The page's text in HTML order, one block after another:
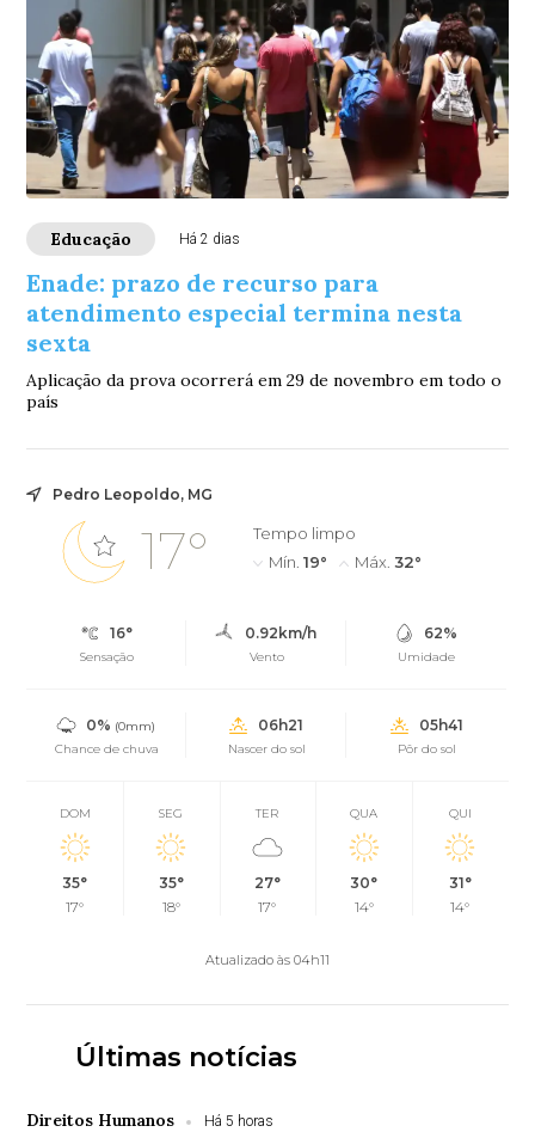
Educação Há 2 dias
Enade: prazo de recurso para
atendimento especial termina nesta
sexta
Aplicação da prova ocorrerá em 29 de novembro em todo o
país
Pedro Leopoldo, MG
17°
Tempo limpo
Mín. 19° Máx. 32°
16°
Sensação
0.92km/h
Vento
62%
Umidade
0% (0mm)
Chance de chuva
06h21
Nascer do sol
05h41
Pôr do sol
DOM
35°
17°
SEG
35°
18°
TER
27°
17°
QUA
30°
14°
QUI
31°
14°
Atualizado às 04h11
Últimas notícias
Direitos Humanos Há 5 horas